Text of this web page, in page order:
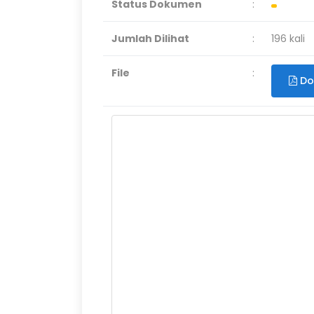
Status Dokumen :
Jumlah Dilihat : 196 kali
File :